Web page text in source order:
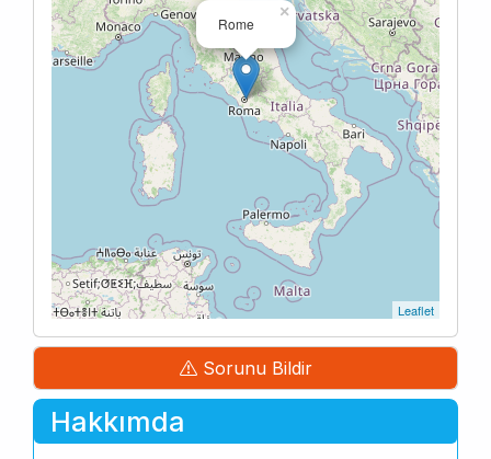
Rome
×
Leaflet
Sorunu Bildir
Hakkımda